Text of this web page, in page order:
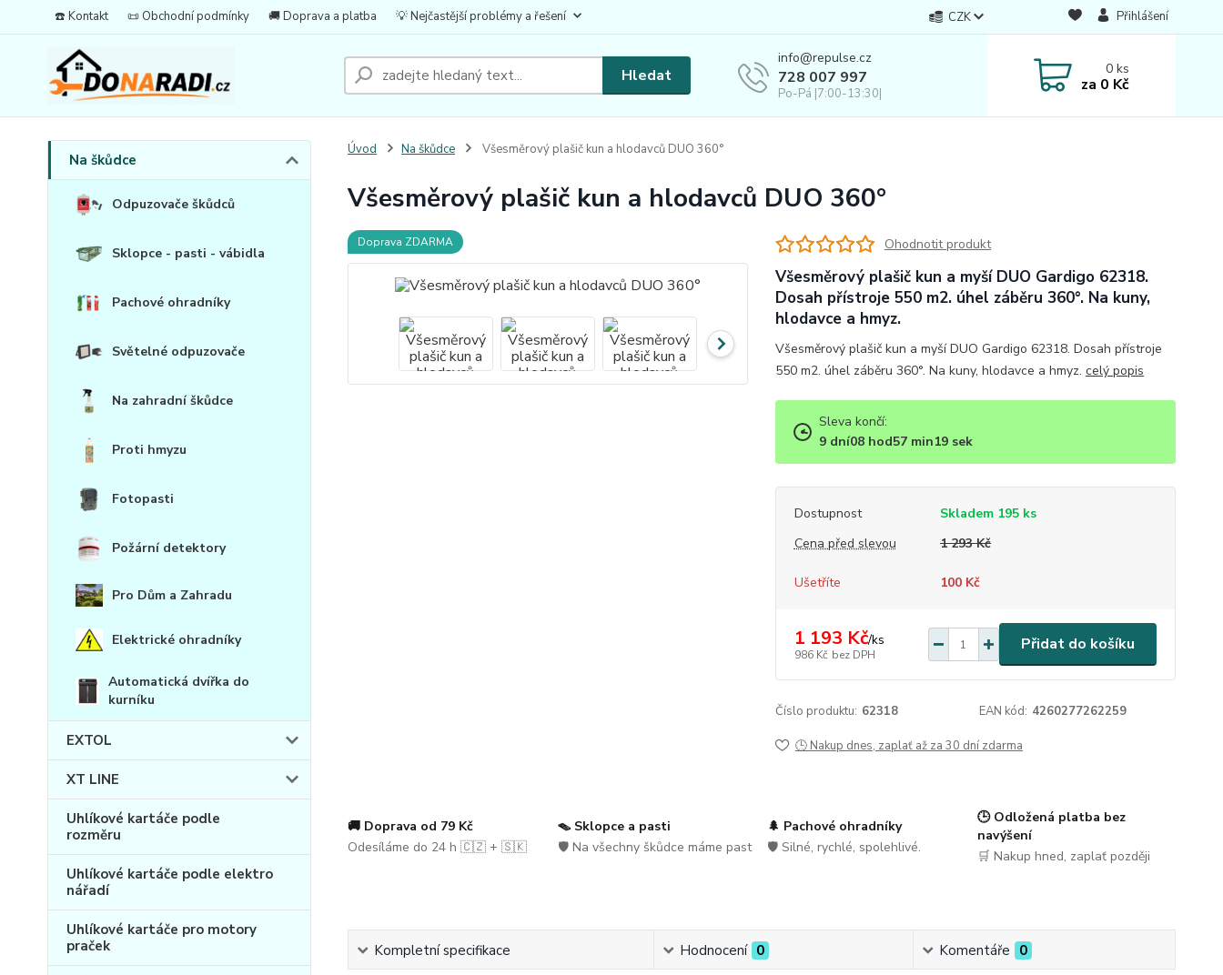
☎️ Kontakt 📜 Obchodní podmínky 🚚 Doprava a platba 💡 Nejčastější problémy a řešení CZK Přihlášení
Hledat
info@repulse.cz
728 007 997
Po-Pá |7:00-13:30|
0ks
za 0 Kč
Na škůdce
Odpuzovače škůdců
Sklopce - pasti - vábidla
Pachové ohradníky
Světelné odpuzovače
Na zahradní škůdce
Proti hmyzu
Fotopasti
Požární detektory
Pro Dům a Zahradu
Elektrické ohradníky
Automatická dvířka do
kurníku
EXTOL
XT LINE
Uhlíkové kartáče podle
rozměru
Uhlíkové kartáče podle elektro
nářadí
Uhlíkové kartáče pro motory
praček
Úvod Na škůdce Všesměrový plašič kun a hlodavců DUO 360°
Všesměrový plašič kun a hlodavců DUO 360°
Doprava ZDARMA Ohodnotit produkt
Všesměrový plašič kun a myší DUO Gardigo 62318.
Dosah přístroje 550 m2. úhel záběru 360°. Na kuny,
hlodavce a hmyz.
Všesměrový plašič kun a myší DUO Gardigo 62318. Dosah přístroje
550 m2. úhel záběru 360°. Na kuny, hlodavce a hmyz. celý popis
Sleva končí:
9 dní08hod57min18sek
Dostupnost
Skladem 195 ks
Cena před slevou
1 293 Kč
Ušetříte 100 Kč
1 193 Kč/ks
986 Kč bez DPH
Přidat do košíku
Číslo produktu: 62318 EAN kód: 4260277262259
🕒 Nakup dnes, zaplať až za 30 dní zdarma
🚚 Doprava od 79 Kč
Odesíláme do 24 h 🇨🇿 + 🇸🇰
🪤 Sklopce a pasti
🛡️ Na všechny škůdce máme past
🌲 Pachové ohradníky
🛡️ Silné, rychlé, spolehlivé.
🕒 Odložená platba bez
navýšení
🛒 Nakup hned, zaplať později
Kompletní specifikace Hodnocení 0 Komentáře 0